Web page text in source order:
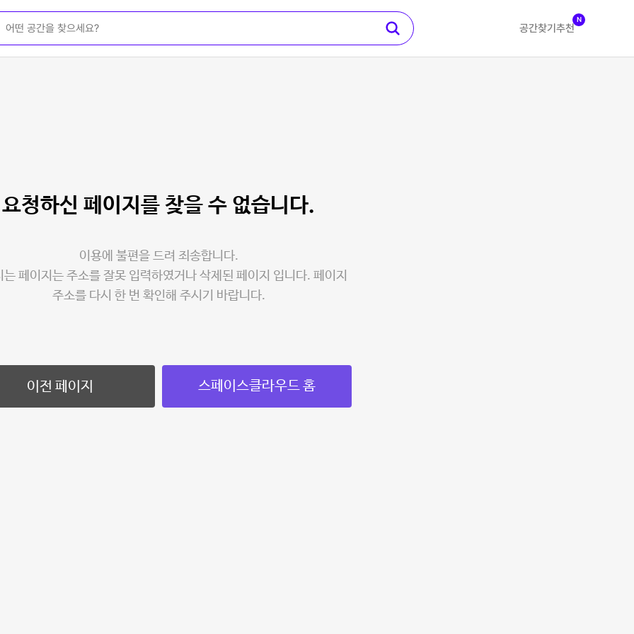
공간찾기 추천
N
요청하신 페이지를 찾을 수 없습니다.
이용에 불편을 드려 죄송합니다.
는 페이지는 주소를 잘못 입력하였거나 삭제된 페이지 입니다. 페이지
주소를 다시 한 번 확인해 주시기 바랍니다.
이전 페이지 스페이스클라우드 홈